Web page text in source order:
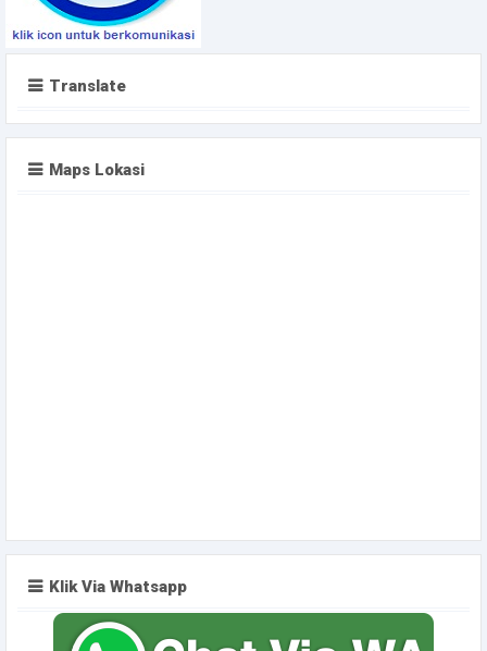
Translate
Maps Lokasi
Klik Via Whatsapp